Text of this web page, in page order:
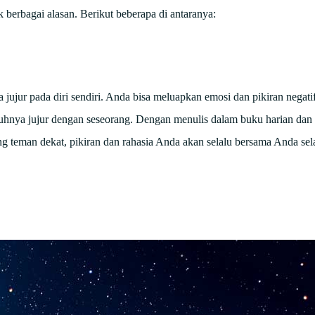
alasan. Berikut beberapa di antaranya:
pada diri sendiri. Anda bisa meluapkan emosi dan pikiran
jujur dengan seseorang. Dengan menulis dalam buku harian dan
teman dekat, pikiran dan rahasia Anda akan selalu bersama Anda